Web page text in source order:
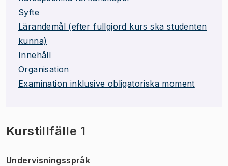
Syfte
Lärandemål (efter fullgjord kurs ska studenten
kunna)
Innehåll
Organisation
Examination inklusive obligatoriska moment
Kurstillfälle 1
Undervisningsspråk